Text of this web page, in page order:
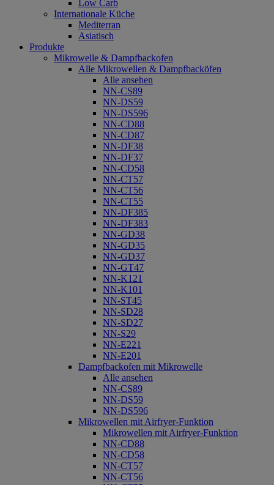
Low Carb
Internationale Küche
Mediterran
Asiatisch
Produkte
Mikrowelle & Dampfbackofen
Alle Mikrowellen & Dampfbacköfen
Alle ansehen
NN-CS89
NN-DS59
NN-DS596
NN-CD88
NN-CD87
NN-DF38
NN-DF37
NN-CD58
NN-CT57
NN-CT56
NN-CT55
NN-DF385
NN-DF383
NN-GD38
NN-GD35
NN-GD37
NN-GT47
NN-K121
NN-K101
NN-ST45
NN-SD28
NN-SD27
NN-S29
NN-E221
NN-E201
Dampfbackofen mit Mikrowelle
Alle ansehen
NN-CS89
NN-DS59
NN-DS596
Mikrowellen mit Airfryer-Funktion
Mikrowellen mit Airfryer-Funktion
NN-CD88
NN-CD58
NN-CT57
NN-CT56